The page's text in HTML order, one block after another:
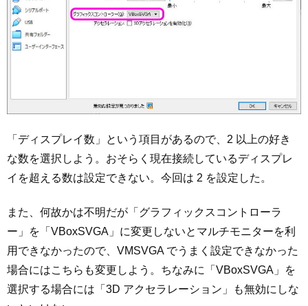
「ディスプレイ数」という項目があるので、2 以上の好き
な数を選択しよう。おそらく現在接続しているディスプレ
イを超える数は設定できない。今回は 2 を設定した。
また、何故かは不明だが「グラフィックスコントローラ
ー」を「VBoxSVGA」に変更しないとマルチモニターを利
用できなかったので、VMSVGA でうまく設定できなかった
場合にはこちらも変更しよう。ちなみに「VBoxSVGA」を
選択する場合には「3D アクセラレーション」も無効にしな